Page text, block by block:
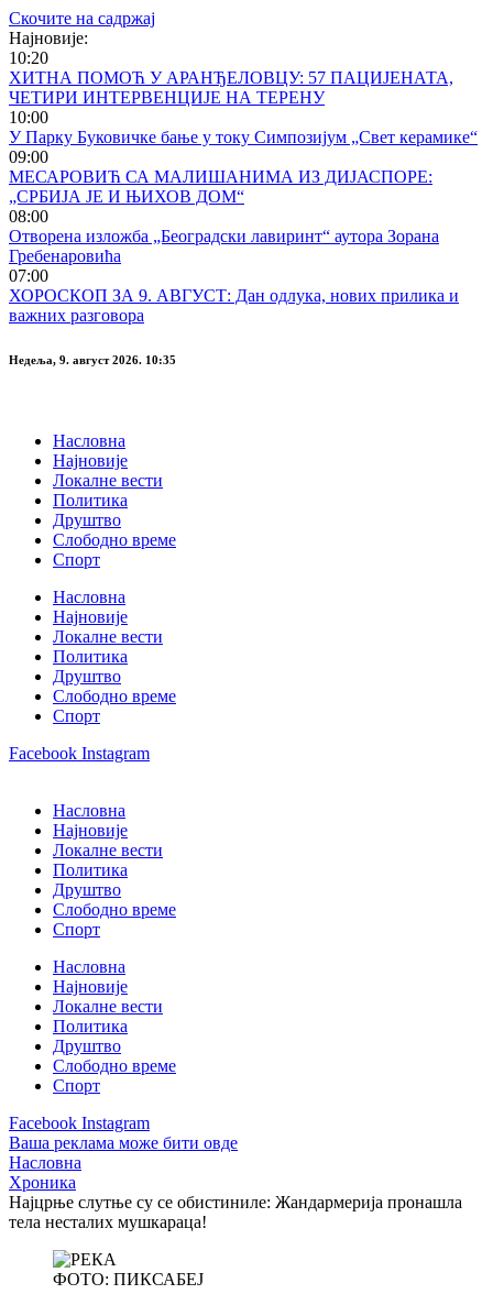
Скочите на садржај
Најновије:
10:20
ХИТНА ПОМОЋ У АРАНЂЕЛОВЦУ: 57 ПАЦИЈЕНАТА,
ЧЕТИРИ ИНТЕРВЕНЦИЈЕ НА ТЕРЕНУ
10:00
У Парку Буковичке бање у току Симпозијум „Свет керамике“
09:00
МЕСАРОВИЋ СА МАЛИШАНИМА ИЗ ДИЈАСПОРЕ:
„СРБИЈА ЈЕ И ЊИХОВ ДОМ“
08:00
Отворена изложба „Београдски лавиринт“ аутора Зорана
Гребенаровића
07:00
ХОРОСКОП ЗА 9. АВГУСТ: Дан одлука, нових прилика и
важних разговора
Недеља, 9. август 2026. 10:35
Насловна
Најновије
Локалне вести
Политика
Друштво
Слободно време
Спорт
Насловна
Најновије
Локалне вести
Политика
Друштво
Слободно време
Спорт
Facebook Instagram
Насловна
Најновије
Локалне вести
Политика
Друштво
Слободно време
Спорт
Насловна
Најновије
Локалне вести
Политика
Друштво
Слободно време
Спорт
Facebook Instagram
Ваша реклама може бити овде
Насловна
Хроника
Најцрње слутње су се обистиниле: Жандармерија пронашла
тела несталих мушкараца!
ФОТО: ПИКСАБЕЈ